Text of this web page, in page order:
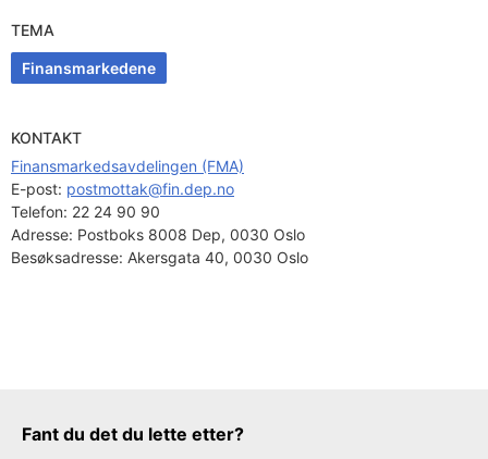
TEMA
Finansmarkedene
KONTAKT
Finansmarkedsavdelingen (FMA)
E-post: postmottak@fin.dep.no
Telefon: 22 24 90 90
Adresse: Postboks 8008 Dep, 0030 Oslo
Besøksadresse: Akersgata 40, 0030 Oslo
Tilbakemeldingsskjema
Fant du det du lette etter?